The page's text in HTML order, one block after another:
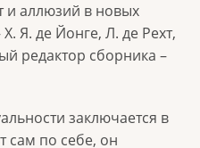
и аллюзий в новых
Х. Я. де Йонге, Л. де Рехт,
редактор сборника –
заключается в
сам по себе, он